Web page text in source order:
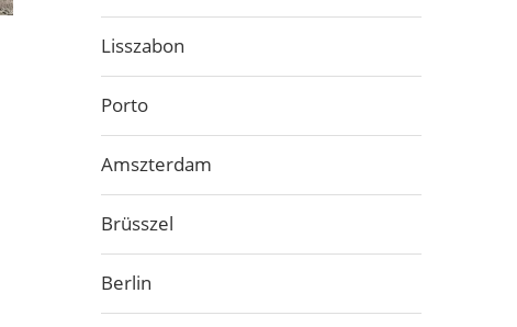
Lisszabon
Porto
Amszterdam
Brüsszel
Berlin